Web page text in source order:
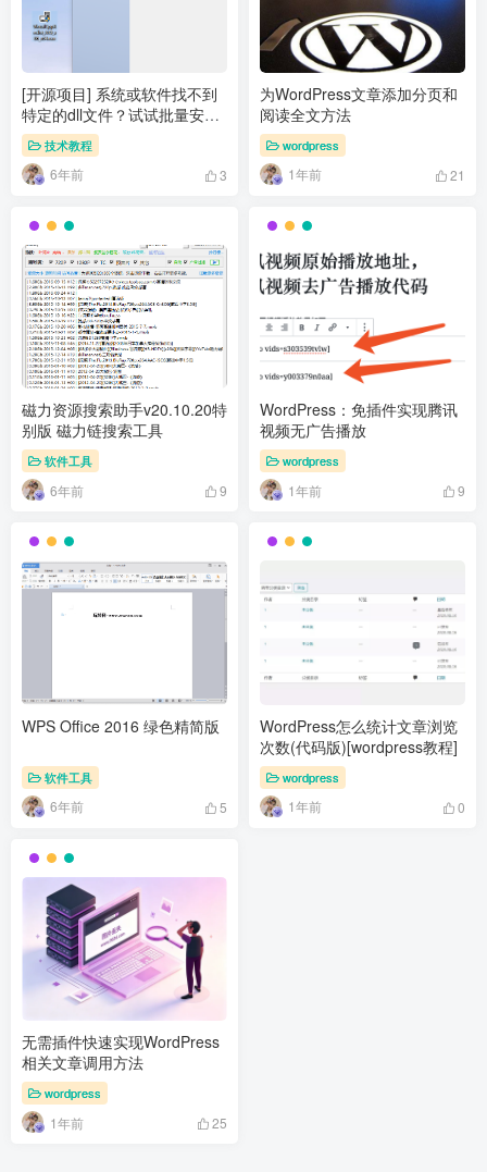
[开源项目] 系统或软件找不到
特定的dll文件？试试批量安装
VC运行库
技术教程
6年前 3
为WordPress文章添加分页和
阅读全文方法
wordpress
1年前 21
磁力资源搜索助手v20.10.20特
别版 磁力链搜索工具
软件工具
6年前 9
WordPress：免插件实现腾讯
视频无广告播放
wordpress
1年前 9
WPS Office 2016 绿色精简版
软件工具
6年前 5
WordPress怎么统计文章浏览
次数(代码版)[wordpress教程]
wordpress
1年前 0
无需插件快速实现WordPress
相关文章调用方法
wordpress
1年前 25